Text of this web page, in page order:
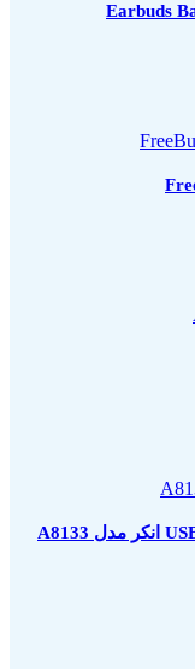
کابل شارژر و تبدیل Micro USB به USB انکر مدل A8133